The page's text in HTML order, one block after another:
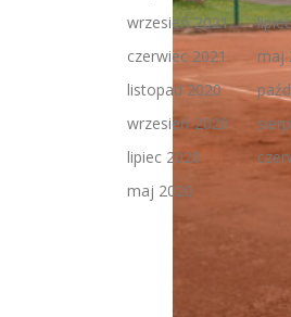
wrzesień 2021
czerwiec 2021
maj
listopad 2020
wrzesień 2020
lipiec 2020
maj 2020